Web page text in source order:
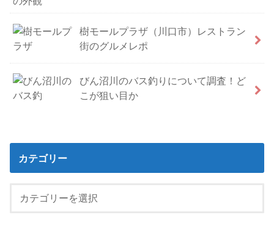
樹モールプラザ（川口市）レストラン
街のグルメレポ
びん沼川のバス釣りについて調査！ど
こが狙い目か
カテゴリー